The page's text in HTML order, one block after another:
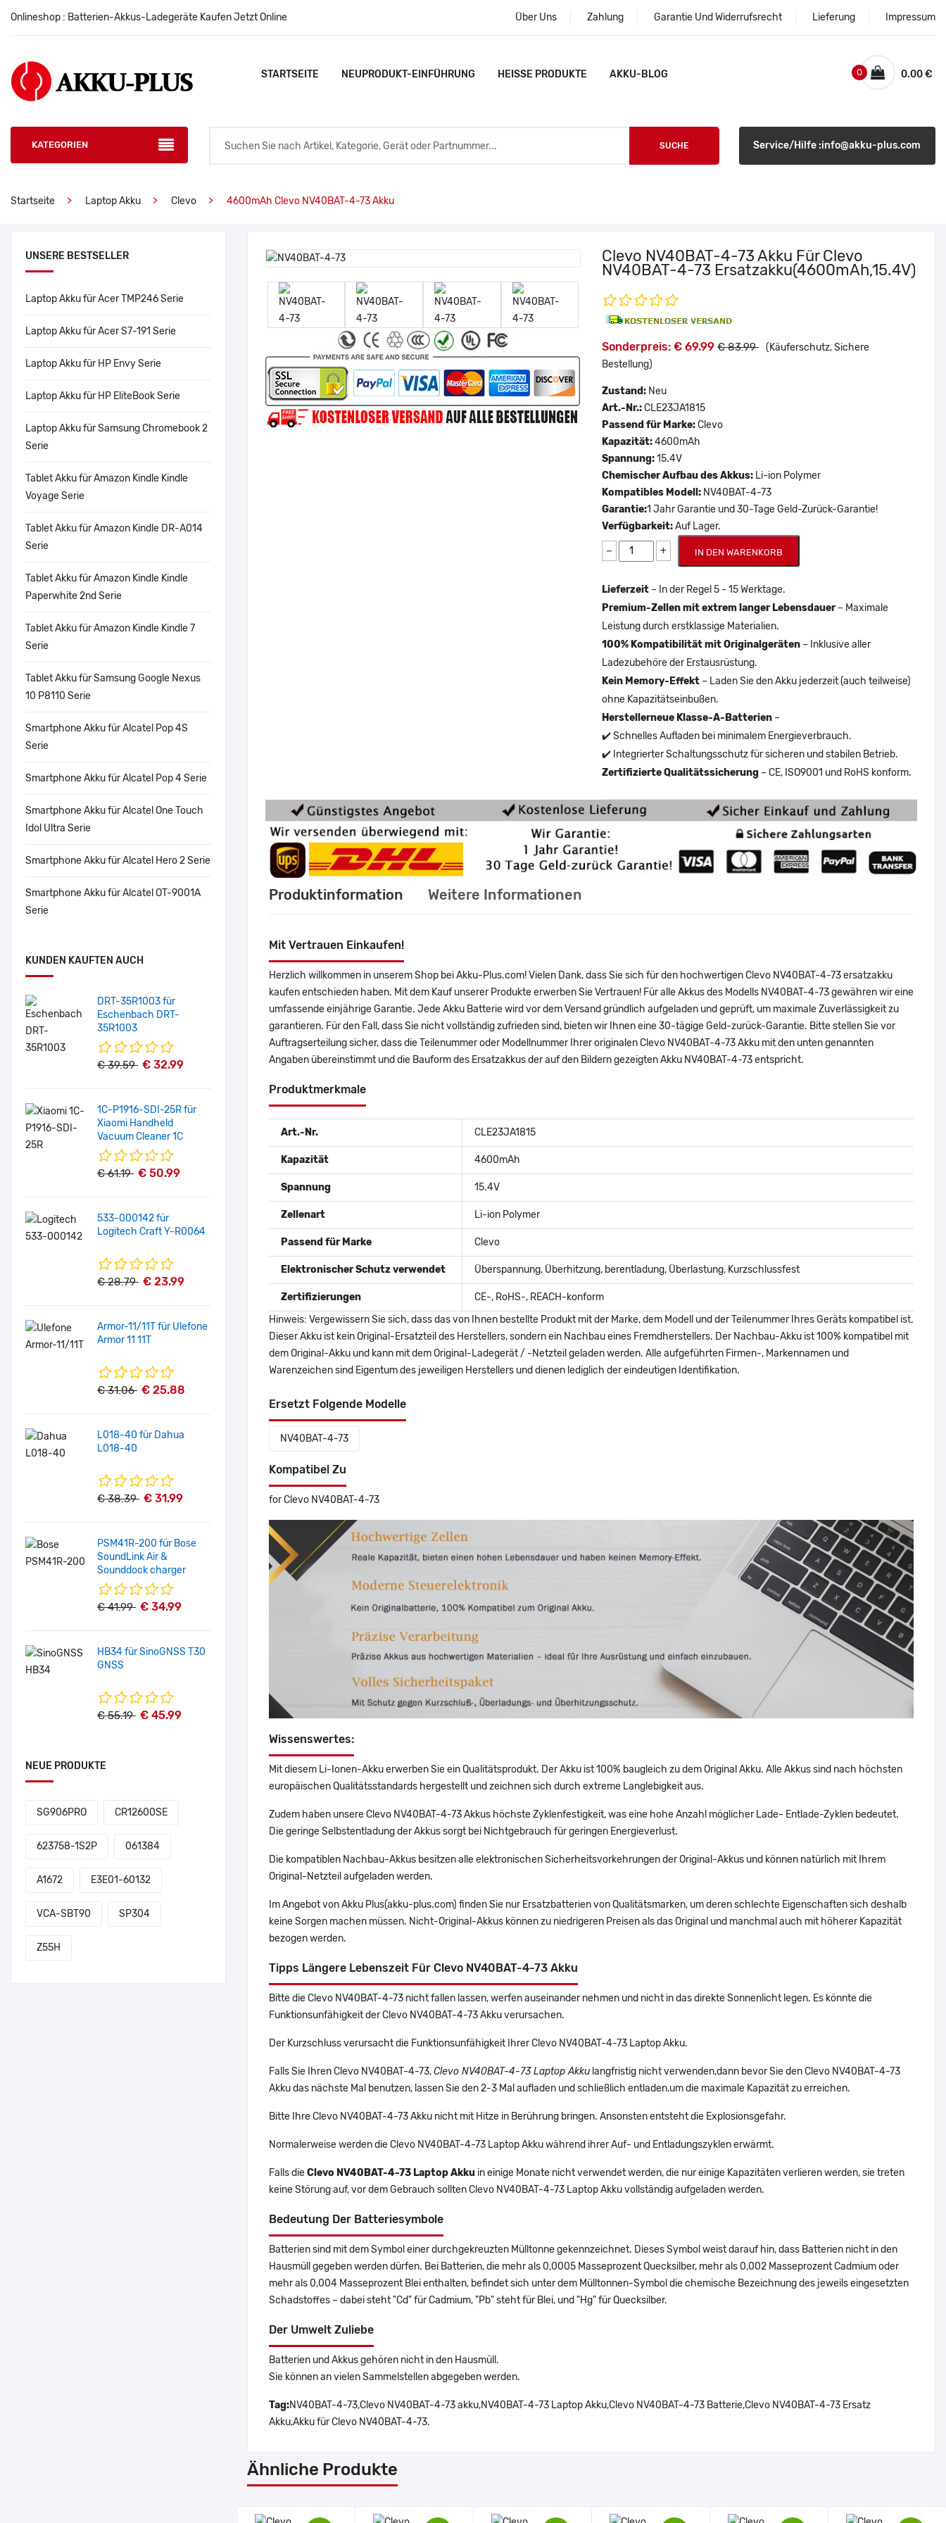
Onlineshop : Batterien-Akkus-Ladegeräte Kaufen Jetzt Online Über Uns Zahlung Garantie Und Widerrufsrecht Lieferung Impressum
STARTSEITE NEUPRODUKT-EINFÜHRUNG HEISSE PRODUKTE AKKU-BLOG 0.00 €
0
KATEGORIEN SUCHE Service/Hilfe :info@akku-plus.com
Startseite Laptop Akku Clevo 4600mAh Clevo NV40BAT-4-73 Akku
UNSERE BESTSELLER
Laptop Akku für Acer TMP246 Serie
Laptop Akku für Acer S7-191 Serie
Laptop Akku für HP Envy Serie
Laptop Akku für HP EliteBook Serie
Laptop Akku für Samsung Chromebook 2
Serie
Tablet Akku für Amazon Kindle Kindle
Voyage Serie
Tablet Akku für Amazon Kindle DR-A014
Serie
Tablet Akku für Amazon Kindle Kindle
Paperwhite 2nd Serie
Tablet Akku für Amazon Kindle Kindle 7
Serie
Tablet Akku für Samsung Google Nexus
10 P8110 Serie
Smartphone Akku für Alcatel Pop 4S
Serie
Smartphone Akku für Alcatel Pop 4 Serie
Smartphone Akku für Alcatel One Touch
Idol Ultra Serie
Smartphone Akku für Alcatel Hero 2 Serie
Smartphone Akku für Alcatel OT-9001A
Serie
KUNDEN KAUFTEN AUCH
DRT-35R1003 für
Eschenbach DRT-
35R1003
€ 39.59 € 32.99
1C-P1916-SDI-25R für
Xiaomi Handheld
Vacuum Cleaner 1C
€ 61.19 € 50.99
533-000142 für
Logitech Craft Y-R0064
€ 28.79 € 23.99
Armor-11/11T für Ulefone
Armor 11 11T
€ 31.06 € 25.88
L018-40 für Dahua
L018-40
€ 38.39 € 31.99
PSM41R-200 für Bose
SoundLink Air &
Sounddock charger
€ 41.99 € 34.99
HB34 für SinoGNSS T30
GNSS
€ 55.19 € 45.99
NEUE PRODUKTE
SG906PRO CR12600SE
623758-1S2P 061384
A1672 E3E01-60132
VCA-SBT90 SP304
Z55H
Clevo NV40BAT-4-73 Akku Für Clevo
NV40BAT-4-73 Ersatzakku(4600mAh,15.4V)
Sonderpreis: € 69.99 € 83.99 (Käuferschutz, Sichere
Bestellung)
Zustand: Neu
Art.-Nr.:CLE23JA1815
Passend für Marke:Clevo
Kapazität:4600mAh
Spannung:15.4V
Chemischer Aufbau des Akkus: Li-ion Polymer
Kompatibles Modell: NV40BAT-4-73
Garantie:1 Jahr Garantie und 30-Tage Geld-Zurück-Garantie!
Verfügbarkeit:Auf Lager.
− + IN DEN WARENKORB
Lieferzeit – In der Regel 5 - 15 Werktage.
Premium-Zellen mit extrem langer Lebensdauer– Maximale
Leistung durch erstklassige Materialien.
100% Kompatibilität mit Originalgeräten – Inklusive aller
Ladezubehöre der Erstausrüstung.
Kein Memory-Effekt – Laden Sie den Akku jederzeit (auch teilweise)
ohne Kapazitätseinbußen.
Herstellerneue Klasse-A-Batterien –
✔️ Schnelles Aufladen bei minimalem Energieverbrauch.
✔️ Integrierter Schaltungsschutz für sicheren und stabilen Betrieb.
Zertifizierte Qualitätssicherung – CE, ISO9001 und RoHS konform.
Produktinformation Weitere Informationen
Mit Vertrauen Einkaufen!
Herzlich willkommen in unserem Shop bei Akku-Plus.com! Vielen Dank, dass Sie sich für den hochwertigen Clevo NV40BAT-4-73 ersatzakku
kaufen entschieden haben. Mit dem Kauf unserer Produkte erwerben Sie Vertrauen! Für alle Akkus des Modells NV40BAT-4-73 gewähren wir eine
umfassende einjährige Garantie. Jede Akku Batterie wird vor dem Versand gründlich aufgeladen und geprüft, um maximale Zuverlässigkeit zu
garantieren. Für den Fall, dass Sie nicht vollständig zufrieden sind, bieten wir Ihnen eine 30-tägige Geld-zurück-Garantie. Bitte stellen Sie vor
Auftragserteilung sicher, dass die Teilenummer oder Modellnummer Ihrer originalen Clevo NV40BAT-4-73 Akku mit den unten genannten
Angaben übereinstimmt und die Bauform des Ersatzakkus der auf den Bildern gezeigten Akku NV40BAT-4-73 entspricht.
Produktmerkmale
Art.-Nr. CLE23JA1815
Kapazität 4600mAh
Spannung 15.4V
Zellenart Li-ion Polymer
Passend für Marke Clevo
Elektronischer Schutz verwendet Überspannung, Überhitzung, berentladung, Überlastung, Kurzschlussfest
Zertifizierungen
CE-, RoHS-, REACH-konform
Hinweis: Vergewissern Sie sich, dass das von Ihnen bestellte Produkt mit der Marke, dem Modell und der Teilenummer Ihres Geräts kompatibel ist.
Dieser Akku ist kein Original-Ersatzteil des Herstellers, sondern ein Nachbau eines Fremdherstellers. Der Nachbau-Akku ist 100% kompatibel mit
dem Original-Akku und kann mit dem Original-Ladegerät / -Netzteil geladen werden. Alle aufgeführten Firmen-, Markennamen und
Warenzeichen sind Eigentum des jeweiligen Herstellers und dienen lediglich der eindeutigen Identifikation.
Ersetzt Folgende Modelle
NV40BAT-4-73
Kompatibel Zu
for Clevo NV40BAT-4-73
Wissenswertes:
Mit diesem Li-Ionen-Akku erwerben Sie ein Qualitätsprodukt. Der Akku ist 100% baugleich zu dem Original Akku. Alle Akkus sind nach höchsten
europäischen Qualitätsstandards hergestellt und zeichnen sich durch extreme Langlebigkeit aus.
Zudem haben unsere Clevo NV40BAT-4-73 Akkus höchste Zyklenfestigkeit, was eine hohe Anzahl möglicher Lade- Entlade-Zyklen bedeutet.
Die geringe Selbstentladung der Akkus sorgt bei Nichtgebrauch für geringen Energieverlust.
Die kompatiblen Nachbau-Akkus besitzen alle elektronischen Sicherheitsvorkehrungen der Original-Akkus und können natürlich mit Ihrem
Original-Netzteil aufgeladen werden.
Im Angebot von Akku Plus(akku-plus.com) finden Sie nur Ersatzbatterien von Qualitätsmarken, um deren schlechte Eigenschaften sich deshalb
keine Sorgen machen müssen. Nicht-Original-Akkus können zu niedrigeren Preisen als das Original und manchmal auch mit höherer Kapazität
bezogen werden.
Tipps Längere Lebenszeit Für Clevo NV40BAT-4-73 Akku
Bitte die Clevo NV40BAT-4-73 nicht fallen lassen, werfen auseinander nehmen und nicht in das direkte Sonnenlicht legen. Es könnte die
Funktionsunfähigkeit der Clevo NV40BAT-4-73 Akku verursachen.
Der Kurzschluss verursacht die Funktionsunfähigkeit Ihrer Clevo NV40BAT-4-73 Laptop Akku.
Falls Sie Ihren Clevo NV40BAT-4-73,Clevo NV40BAT-4-73 Laptop Akku langfristig nicht verwenden,dann bevor Sie den Clevo NV40BAT-4-73
Akku das nächste Mal benutzen, lassen Sie den 2-3 Mal aufladen und schließlich entladen,um die maximale Kapazität zu erreichen.
Bitte Ihre Clevo NV40BAT-4-73 Akku nicht mit Hitze in Berührung bringen. Ansonsten entsteht die Explosionsgefahr.
Normalerweise werden die Clevo NV40BAT-4-73 Laptop Akku während ihrer Auf- und Entladungszyklen erwärmt.
Falls dieClevo NV40BAT-4-73 Laptop Akku in einige Monate nicht verwendet werden, die nur einige Kapazitäten verlieren werden, sie treten
keine Störung auf, vor dem Gebrauch sollten Clevo NV40BAT-4-73 Laptop Akku vollständig aufgeladen werden.
Bedeutung Der Batteriesymbole
Batterien sind mit dem Symbol einer durchgekreuzten Mülltonne gekennzeichnet. Dieses Symbol weist darauf hin, dass Batterien nicht in den
Hausmüll gegeben werden dürfen. Bei Batterien, die mehr als 0,0005 Masseprozent Quecksilber, mehr als 0,002 Masseprozent Cadmium oder
mehr als 0,004 Masseprozent Blei enthalten, befindet sich unter dem Mülltonnen-Symbol die chemische Bezeichnung des jeweils eingesetzten
Schadstoffes – dabei steht "Cd" für Cadmium, "Pb" steht für Blei, und "Hg" für Quecksilber.
Der Umwelt Zuliebe
Batterien und Akkus gehören nicht in den Hausmüll.
Sie können an vielen Sammelstellen abgegeben werden.
Tag:NV40BAT-4-73,Clevo NV40BAT-4-73 akku,NV40BAT-4-73 Laptop Akku,Clevo NV40BAT-4-73 Batterie,Clevo NV40BAT-4-73 Ersatz
Akku,Akku für Clevo NV40BAT-4-73.
Ähnliche Produkte